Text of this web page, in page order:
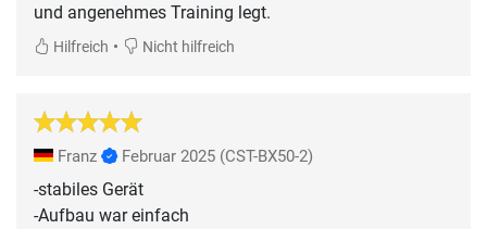
und angenehmes Training legt.
Hilfreich • Nicht hilfreich
Franz Februar 2025 (CST-BX50-2)
-stabiles Gerät
-Aufbau war einfach